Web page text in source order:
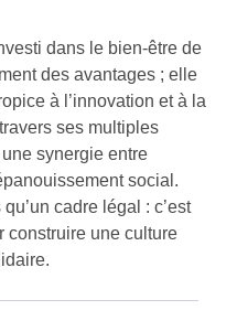
dans le bien-être de
des avantages ; elle
à l’innovation et à la
ses multiples
synergie entre
social.
cadre légal : c’est
construire une culture